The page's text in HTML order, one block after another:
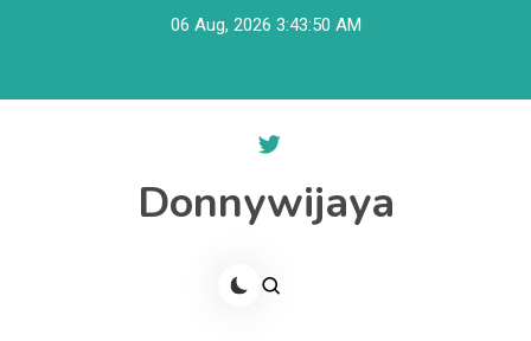
06 Aug, 2026 3:43:50 AM
Donnywijaya